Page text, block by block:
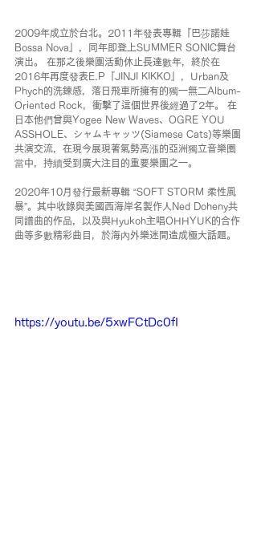
2009年成立於台北。2011年發表專輯『巴莎諾娃
Bossa Nova』，同年即登上SUMMER SONIC舞台
演出。 在那之後樂團活動休止長達數年，終於在
2016年再度發表E.P『JINJI KIKKO』，Urban及
Phych的洗鍊感，落日飛車所擁有的獨一無二Album-
Oriented Rock，衝擊了這個世界後經過了2年。 在
日本他們曾與Yogee New Waves、OGRE YOU
ASSHOLE、シャムキャッツ(Siamese Cats)等樂團
共演交流，在現今展現著氣勢高漲的亞洲獨立音樂圈
當中，持續受到廣大注目的重要樂團之一。
2020年10月發行最新專輯 “SOFT STORM 柔性風
暴”。其中收錄與美國西海岸名製作人Ned Doheny共
同譜曲的作品，以及與Hyukoh主唱OHHYUK的合作
曲等多數精彩曲目，於海內外樂迷間造成極大話題。
https://youtu.be/5xwFCtDc0fI